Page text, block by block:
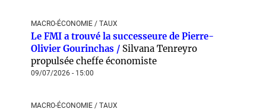
MACRO-ÉCONOMIE / TAUX
Le FMI a trouvé la successeure de Pierre-
Olivier Gourinchas / Silvana Tenreyro
propulsée cheffe économiste
09/07/2026 - 15:00
MACRO-ÉCONOMIE / TAUX